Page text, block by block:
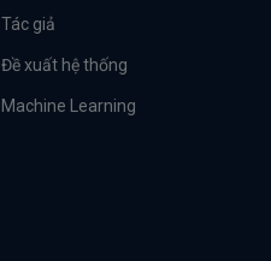
Tác giả
Đề xuất hệ thống
Machine Learning